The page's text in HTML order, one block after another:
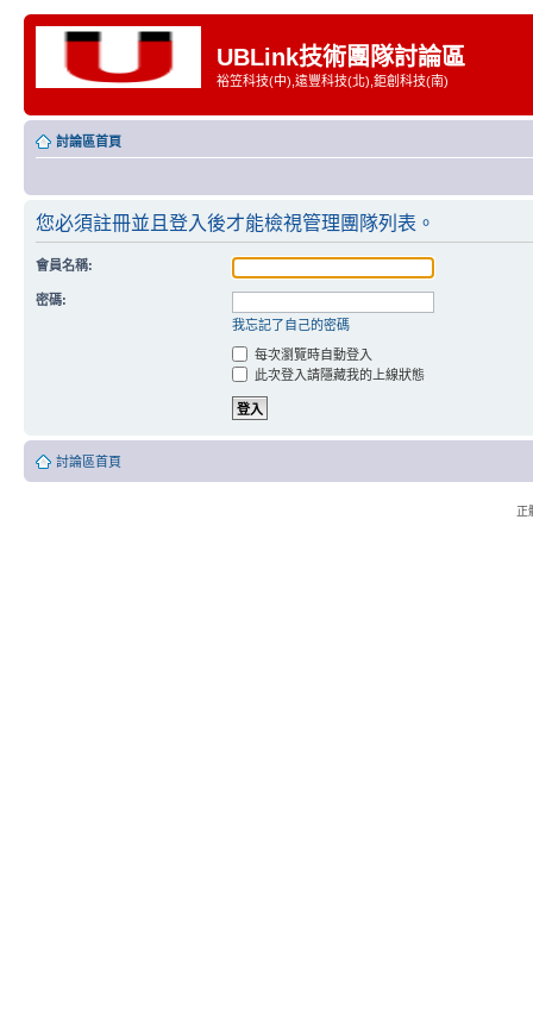
UBLink技術團隊討論區
裕笠科技(中),遠豐科技(北),鉅創科技(南)
討論區首頁
您必須註冊並且登入後才能檢視管理團隊列表。
會員名稱:
密碼:
我忘記了自己的密碼
每次瀏覽時自動登入
此次登入請隱藏我的上線狀態
討論區首頁
正